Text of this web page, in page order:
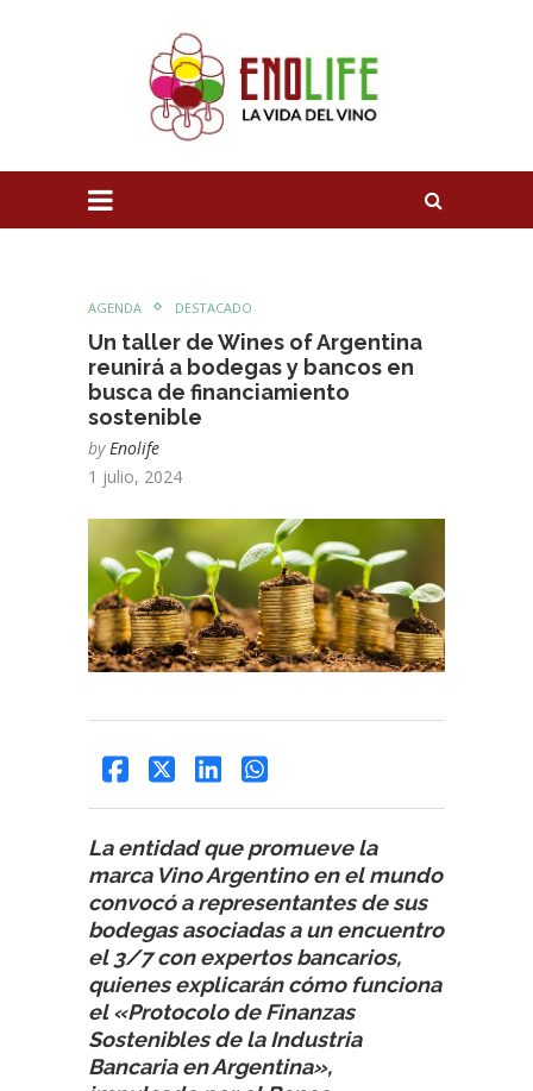
AGENDA DESTACADO
Un taller de Wines of Argentina
reunirá a bodegas y bancos en
busca de financiamiento
sostenible
by Enolife
1 julio, 2024
La entidad que promueve la
marca Vino Argentino en el mundo
convocó a representantes de sus
bodegas asociadas a un encuentro
el 3/7 con expertos bancarios,
quienes explicarán cómo funciona
el «Protocolo de Finanzas
Sostenibles de la Industria
Bancaria en Argentina»,